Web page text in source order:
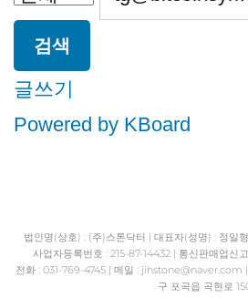
검색
글쓰기
Powered by KBoard
법인명(상호) : (주)스톤닥터 | 대표자(성명) : 정일
사업자등록번호 : 215-87-14432 | 통신판매업신
전화 : 031-769-4745 | 메일 : jihstone@naver.com |
구 포곡읍 곡현로